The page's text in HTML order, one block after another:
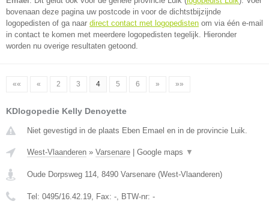
bovenaan deze pagina uw postcode in voor de dichtstbijzijnde
logopedisten of ga naar direct contact met logopedisten om via één e-mail
in contact te komen met meerdere logopedisten tegelijk. Hieronder
worden nu overige resultaten getoond.
«« « 2 3 4 5 6 » »»
KDlogopedie Kelly Denoyette
Niet gevestigd in de plaats Eben Emael en in de provincie Luik.
West-Vlaanderen » Varsenare Google maps ▼
Oude Dorpsweg 114, 8490 Varsenare (West-Vlaanderen)
Tel: 0495/16.42.19, Fax: -, BTW-nr: -